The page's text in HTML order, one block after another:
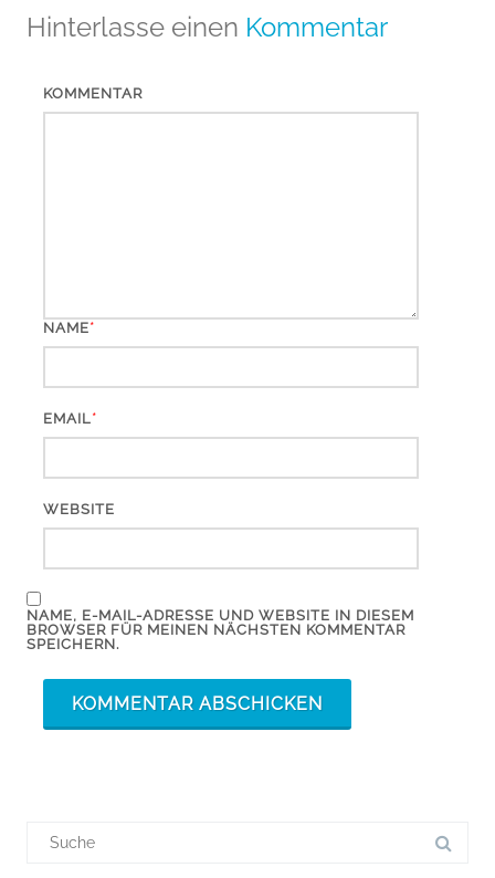
Hinterlasse einen Kommentar
KOMMENTAR
NAME*
EMAIL*
WEBSITE
NAME, E-MAIL-ADRESSE UND WEBSITE IN DIESEM
BROWSER FÜR MEINEN NÄCHSTEN KOMMENTAR
SPEICHERN.